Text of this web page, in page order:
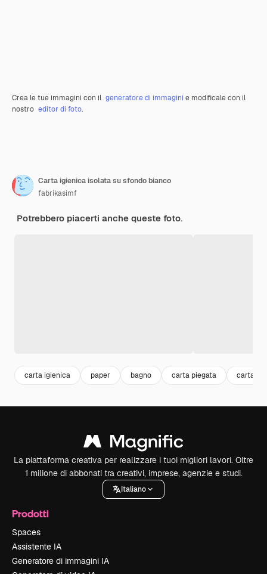
Crea le tue immagini con il generatore di immagini e modificale con il
nostro editor di foto.
Carta igienica isolata su sfondo bianco
fabrikasimf
Potrebbero piacerti anche queste foto.
carta igienica paper bagno carta piegata carta
La piattaforma creativa per realizzare i tuoi migliori lavori. Oltre
1 milione di abbonati tra creativi, imprese, agenzie e studi.
Italiano
Prodotti
Spaces
Assistente IA
Generatore di immagini IA